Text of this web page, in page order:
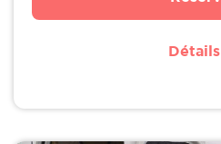
Détails